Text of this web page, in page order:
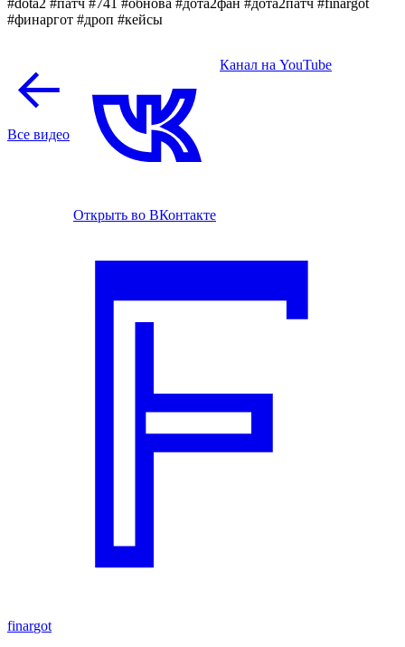
#финаргот #дроп #кейсы
Все видео
Открыть во ВКонтакте
Канал на YouTube
finargot